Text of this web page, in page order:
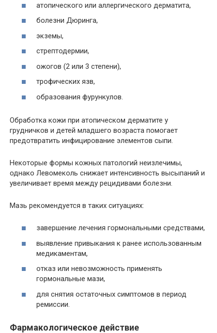
атопического или аллергического дерматита,
болезни Дюринга,
экземы,
стрептодермии,
ожогов (2 или 3 степени),
трофических язв,
образования фурункулов.
Обработка кожи при атопическом дерматите у
грудничков и детей младшего возраста помогает
предотвратить инфицирование элементов сыпи.
Некоторые формы кожных патологий неизлечимы,
однако Левомеколь снижает интенсивность высыпаний и
увеличивает время между рецидивами болезни.
Мазь рекомендуется в таких ситуациях:
завершение лечения гормональными средствами,
выявление привыкания к ранее использованным
медикаментам,
отказ или невозможность применять
гормональные мази,
для снятия остаточных симптомов в период
ремиссии.
Фармакологическое действие